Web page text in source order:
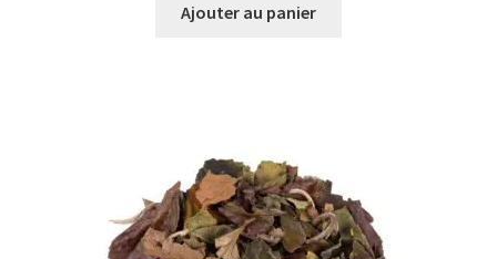
Ajouter au panier